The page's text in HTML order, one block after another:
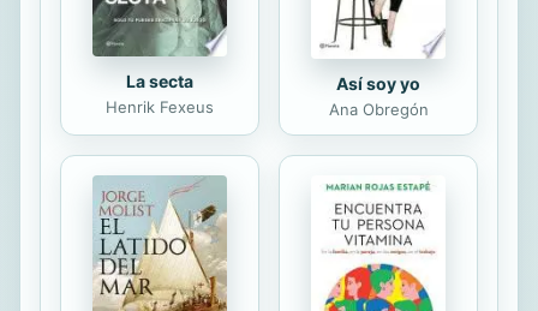
los pueblos originarios de ...
La secta
Henrik Fexeus
Así soy yo
Ana Obregón